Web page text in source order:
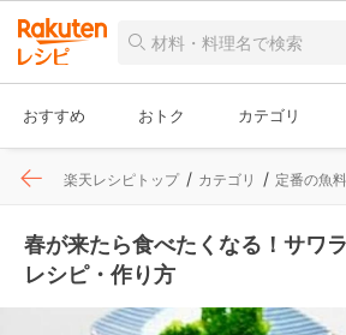
おすすめ おトク カテゴリ
楽天レシピトップ カテゴリ 定番の魚
春が来たら食べたくなる！サワ
レシピ・作り方